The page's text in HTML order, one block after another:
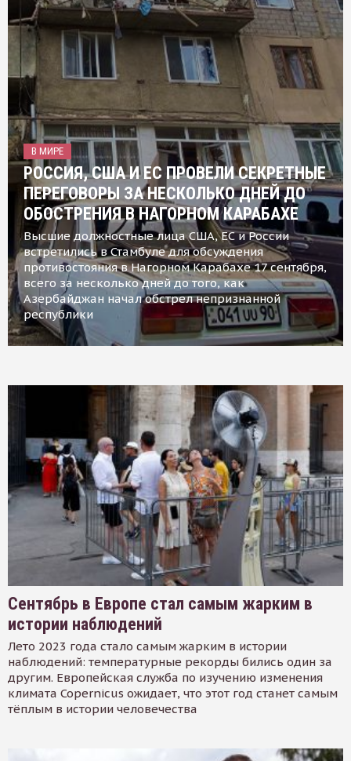
В МИРЕ
РОССИЯ, США И ЕС ПРОВЕЛИ СЕКРЕТНЫЕ
ПЕРЕГОВОРЫ ЗА НЕСКОЛЬКО ДНЕЙ ДО
ОБОСТРЕНИЯ В НАГОРНОМ КАРАБАХЕ
Высшие должностные лица США, ЕС и России
встретились в Стамбуле для обсуждения
противостояния в Нагорном Карабахе 17 сентября,
всего за несколько дней до того, как
Азербайджан начал обстрел непризнанной
республики
Сентябрь в Европе стал самым жарким в
истории наблюдений
Лето 2023 года стало самым жарким в истории
наблюдений: температурные рекорды бились один за
другим. Европейская служба по изучению изменения
климата Copernicus ожидает, что этот год станет самым
тёплым в истории человечества